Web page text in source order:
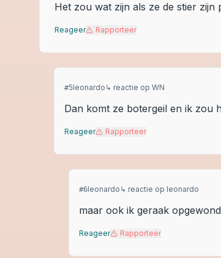
Het zou wat zijn als ze de stier zijn
Reageer Rapporteer
#5leonardo ↳ reactie op WN
Dan komt ze botergeil en ik zou
Reageer Rapporteer
#6leonardo ↳ reactie op leonardo
maar ook ik geraak
Reageer Rapporteer